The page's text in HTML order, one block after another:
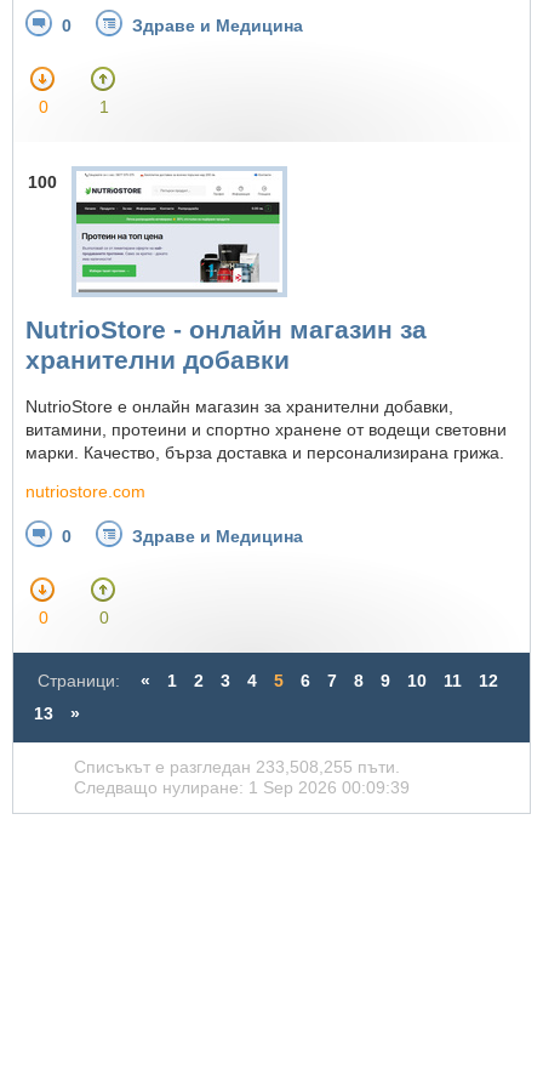
0 Здраве и Медицина
0 1
100
NutrioStore - онлайн магазин за
хранителни добавки
NutrioStore е онлайн магазин за хранителни добавки,
витамини, протеини и спортно хранене от водещи световни
марки. Качество, бърза доставка и персонализирана грижа.
nutriostore.com
0 Здраве и Медицина
0 0
Страници: « 1 2 3 4 5 6 7 8 9 10 11
12
13
»
Списъкът е разгледан 233,508,255 пъти.
Следващо нулиране: 1 Sep 2026 00:09:39